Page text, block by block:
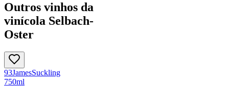
Outros vinhos da
vinícola Selbach-
Oster
93JamesSuckling
750ml